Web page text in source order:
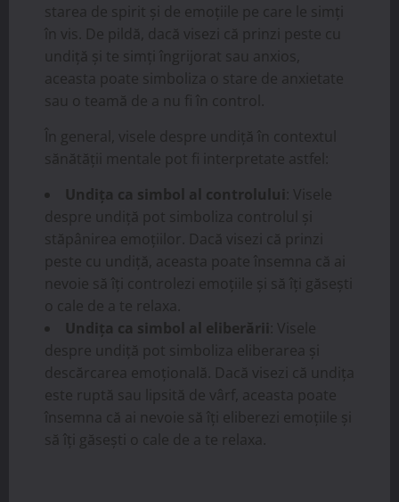
starea de spirit și de emoțiile pe care le simți
în vis. De pildă, dacă visezi că prinzi peste cu
undiță și te simți îngrijorat sau anxios,
aceasta poate simboliza o stare de anxietate
sau o teamă de a nu fi în control.
În general, visele despre undiță în contextul
sănătății mentale pot fi interpretate astfel:
Undița ca simbol al controlului : Visele
despre undiță pot simboliza controlul și
stăpânirea emoțiilor. Dacă visezi că prinzi
peste cu undiță, aceasta poate însemna că ai
nevoie să îți controlezi emoțiile și să îți găsești
o cale de a te relaxa.
Undița ca simbol al eliberării : Visele
despre undiță pot simboliza eliberarea și
descărcarea emoțională. Dacă visezi că undița
este ruptă sau lipsită de vârf, aceasta poate
însemna că ai nevoie să îți eliberezi emoțiile și
să îți găsești o cale de a te relaxa.